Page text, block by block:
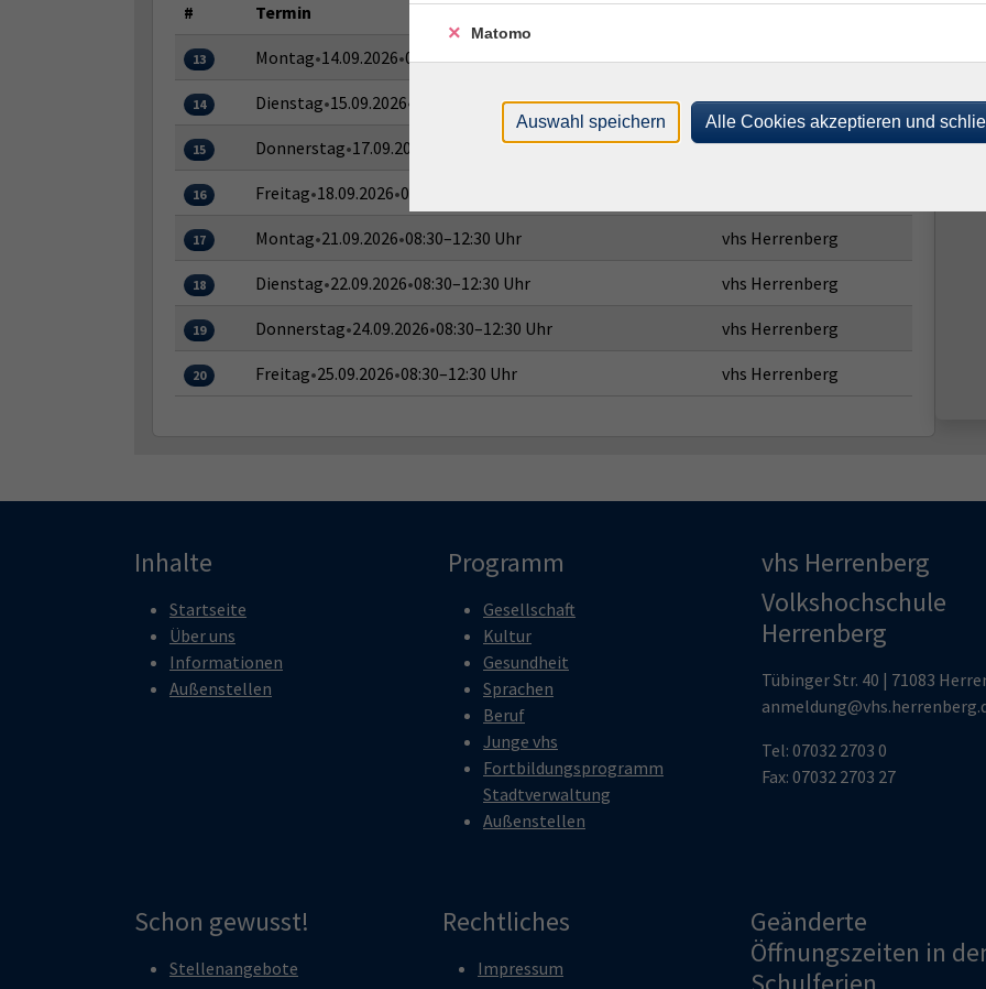
# Termin
13 Montag•14.09.2026•08:30–12:30 Uhr vhs Herrenberg
14 Dienstag•15.09.2026• 08:30–12:30 Uhr vhs Herrenberg
15 Donnerstag•17.09.2026 08:30–12:30 Uhr vhs Herrenberg
16 Freitag•18.09.2026•08:30–12:30 Uhr
17 Montag•21.09.2026•08:30–12:30 Uhr vhs Herrenberg
18 Dienstag•22.09.2026•08:30–12:30 Uhr vhs Herrenberg
19 Donnerstag•24.09.2026•08:30–12:30 Uhr vhs Herrenberg
20 Freitag•25.09.2026•08:30–12:30 Uhr vhs Herrenberg
Inhalte
Startseite
Über uns
Informationen
Außenstellen
Programm
Gesellschaft
Kultur
Gesundheit
Sprachen
Beruf
Junge vhs
Fortbildungsprogramm
Stadtverwaltung
Außenstellen
vhs Herrenberg
Volkshochschule
Herrenberg
Tübinger Str. 40 | 71083
Tel: 07032 2703 0
Fax: 07032 2703 27
Schon gewusst!
Stellenangebote
Rechtliches
Impressum
Geänderte
Öffnungszeiten in
Matomo
Auswahl speichern Alle Cookies akzeptieren und